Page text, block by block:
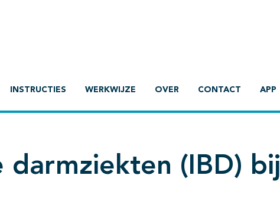
INSTRUCTIES WERKWIJZE OVER CONTACT APP
darmziekten (IBD) bij